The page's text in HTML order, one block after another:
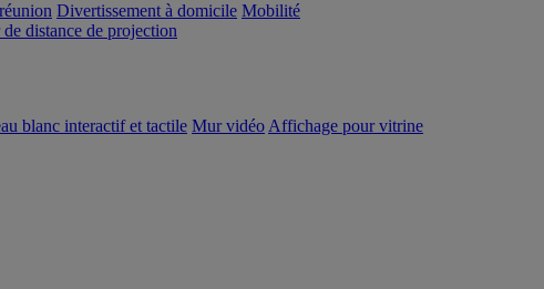
Divertissement à domicile Mobilité
distance de projection
blanc interactif et tactile Mur vidéo Affichage pour vitrine